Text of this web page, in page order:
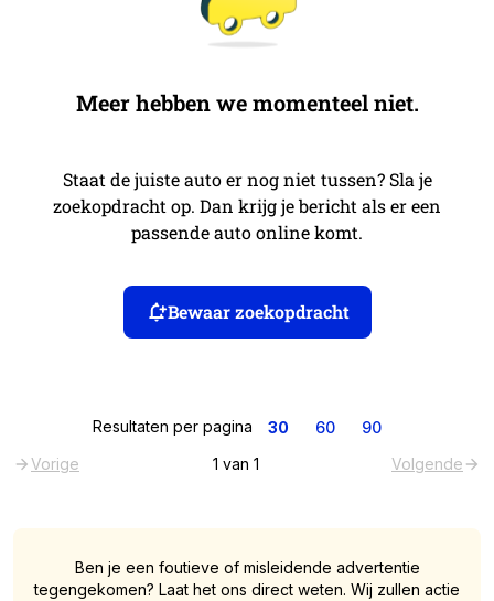
Meer hebben we momenteel niet.
Staat de juiste auto er nog niet tussen? Sla je
zoekopdracht op. Dan krijg je bericht als er een
passende auto online komt.
Bewaar zoekopdracht
Resultaten per pagina 30 60
90
Vorige
1 van 1 Volgende
Ben je een foutieve of misleidende advertentie
tegengekomen? Laat het ons direct weten. Wij zullen actie